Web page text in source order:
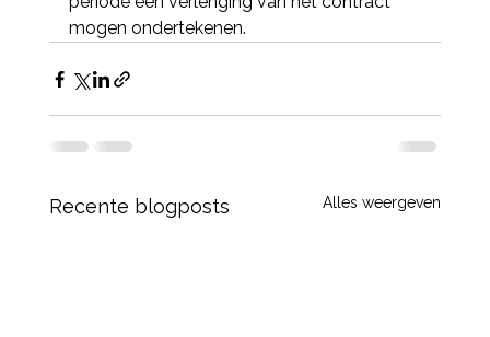
mogen ondertekenen.
Recente blogposts Alles weergeven